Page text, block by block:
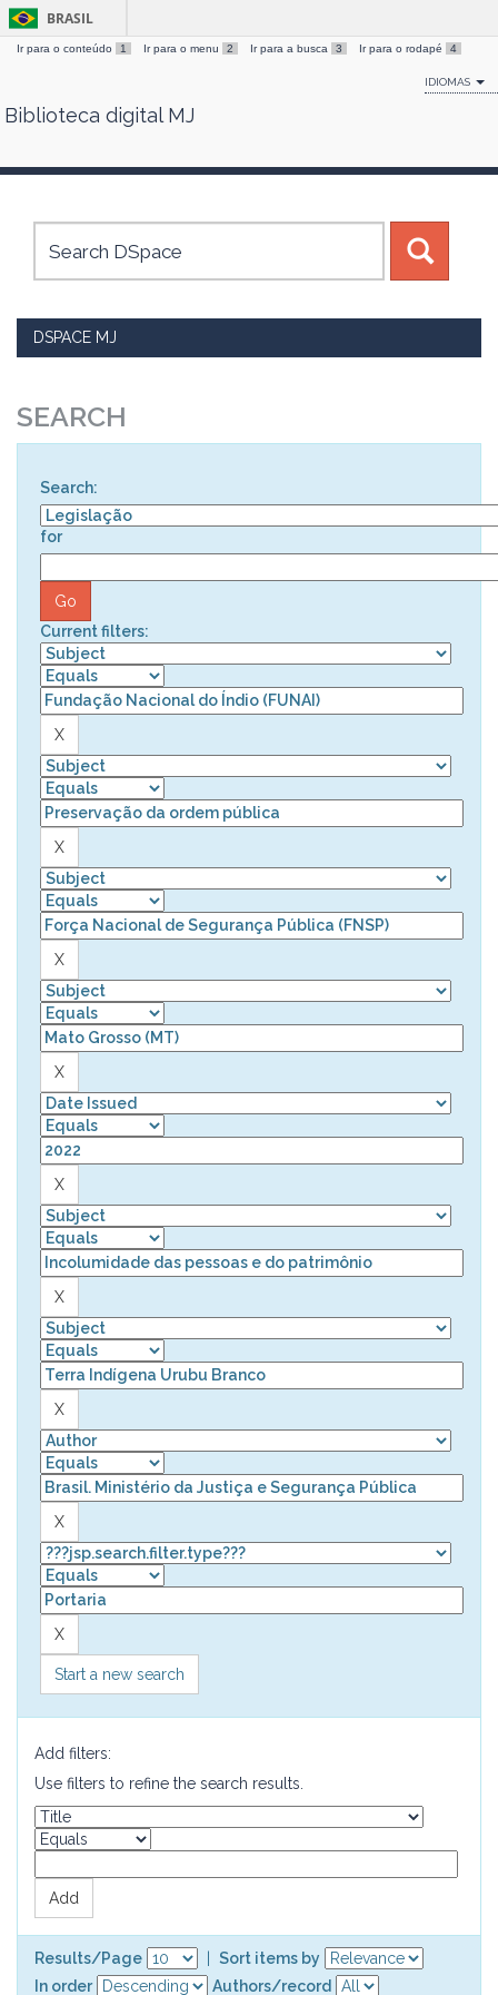
Skip
BRASIL
Ir para o conteúdo 1 Ir para o menu 2 Ir para a busca 3 Ir para o rodapé 4
IDIOMAS
Biblioteca digital MJ
DSPACE MJ
SEARCH
Search:
for
Current filters:
Start a new search
Add filters:
Use filters to refine the search results.
Results/Page
Sort items by
In order
Authors/record